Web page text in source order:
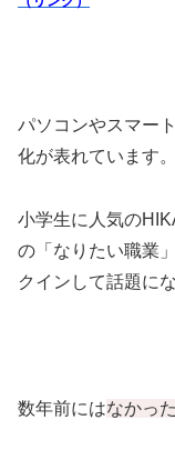
パソコンやスマー
化が表れています。
小学生に人気の
の「なりたい職業
クインして話題に
数年前にはなかっ